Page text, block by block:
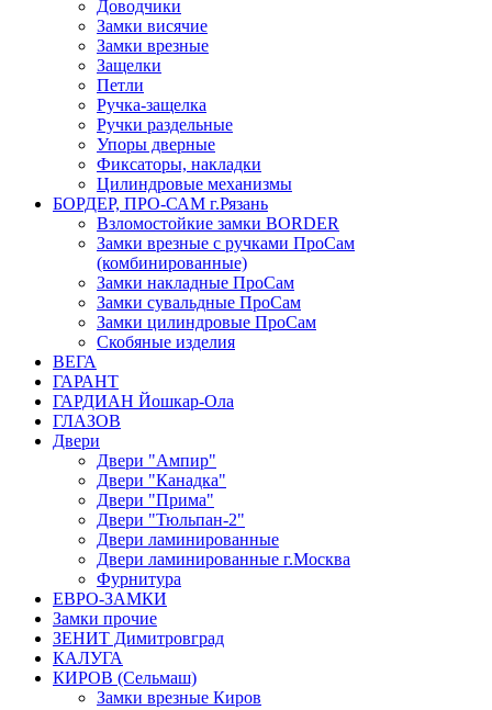
Доводчики
Замки висячие
Замки врезные
Защелки
Петли
Ручка-защелка
Ручки раздельные
Упоры дверные
Фиксаторы, накладки
Цилиндровые механизмы
БОРДЕР, ПРО-САМ г.Рязань
Взломостойкие замки BORDER
Замки врезные с ручками ПроСам
(комбинированные)
Замки накладные ПроСам
Замки сувальдные ПроСам
Замки цилиндровые ПроСам
Скобяные изделия
ВЕГА
ГАРАНТ
ГАРДИАН Йошкар-Ола
ГЛАЗОВ
Двери
Двери "Ампир"
Двери "Канадка"
Двери "Прима"
Двери "Тюльпан-2"
Двери ламинированные
Двери ламинированные г.Москва
Фурнитура
ЕВРО-ЗАМКИ
Замки прочие
ЗЕНИТ Димитровград
КАЛУГА
КИРОВ (Сельмаш)
Замки врезные Киров